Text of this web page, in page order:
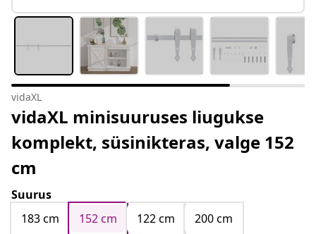
vidaXL
vidaXL minisuuruses liugukse
komplekt, süsinikteras, valge 152
cm
Suurus
183 cm
152 cm 122 cm
200 cm